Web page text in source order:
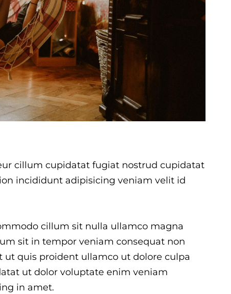
cillum cupidatat fugiat nostrud cupidatat
incididunt adipisicing veniam velit id
cillum sit nulla ullamco magna
sit in tempor veniam consequat non
quis proident ullamco ut dolore culpa
ut dolor voluptate enim veniam
in amet.